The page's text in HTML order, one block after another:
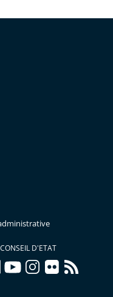
D'ETAT
youtubeinstagram
flickr rss